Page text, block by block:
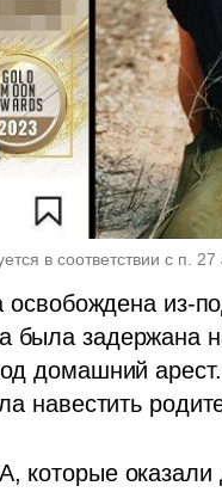
в соответствии с п.
из-
задержана
домашний
навестить
которые оказали